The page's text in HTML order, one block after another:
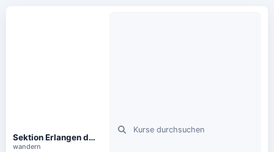
Sektion Erlangen des DAV e.V., Hartmannstr. 116, 91052 Erlangen
wandern